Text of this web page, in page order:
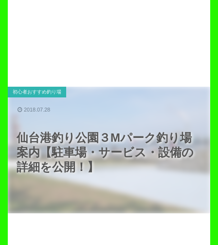
仙台港釣り公園３Mパーク釣り場
案内【駐車場・サービス・設備の
詳細を公開！】
初心者おすすめ釣り場
2018.07.28